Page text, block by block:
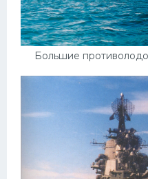
Большие
Автомобили
Красивые фото машин
УРАЛ
Пежо
Гараж